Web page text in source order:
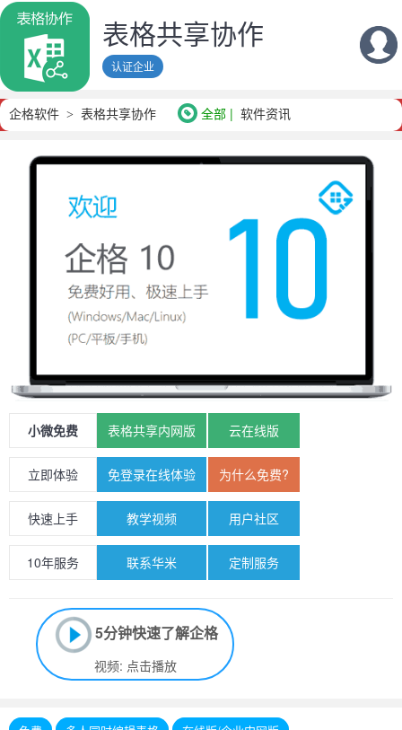
表格共享协作
认证企业
企格软件 表格共享协作 全部 软件资讯
小微免费 表格共享内网版 云在线版
立即体验 免登录在线体验 为什么免费?
快速上手 教学视频 用户社区
10年服务 联系华米 定制服务
5分钟快速了解企格
视频: 点击播放